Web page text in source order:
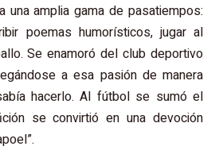
una amplia gama de pasatiempos:
poemas humorísticos, jugar al
Se enamoró del club deportivo
a esa pasión de manera
hacerlo. Al fútbol se sumó el
se convirtió en una devoción